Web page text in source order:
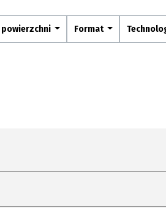
powierzchni Format